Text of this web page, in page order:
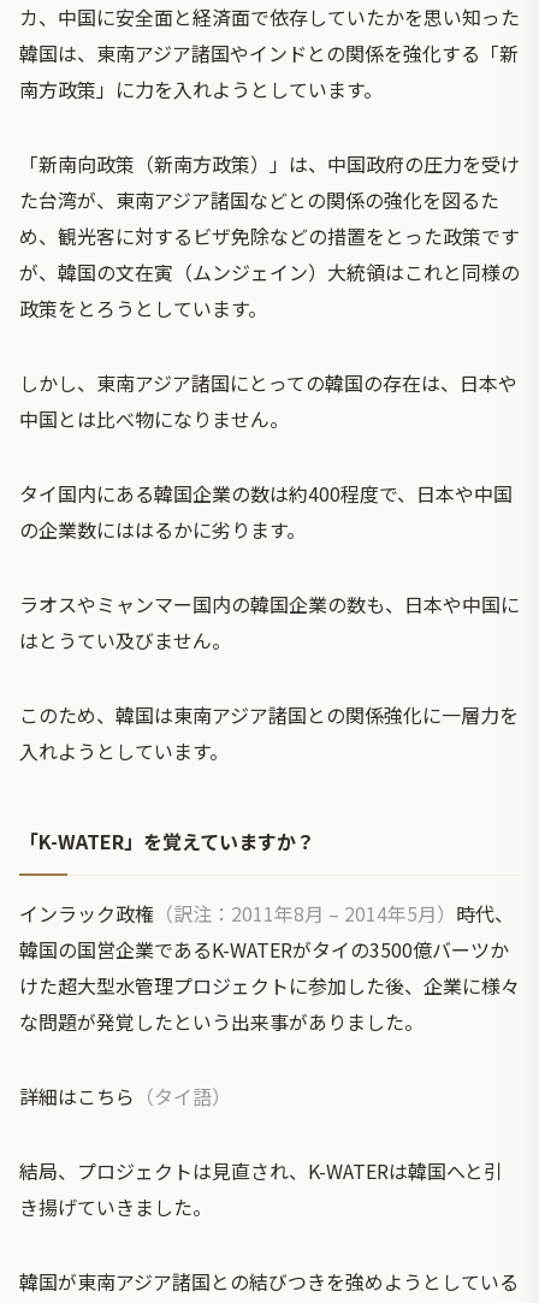
カ、中国に安全面と経済面で依存していたかを思い知った
韓国は、東南アジア諸国やインドとの関係を強化する「新
南方政策」に力を入れようとしています。
「新南向政策（新南方政策）」は、中国政府の圧力を受け
た台湾が、東南アジア諸国などとの関係の強化を図るた
め、観光客に対するビザ免除などの措置をとった政策です
が、韓国の文在寅（ムンジェイン）大統領はこれと同様の
政策をとろうとしています。
しかし、東南アジア諸国にとっての韓国の存在は、日本や
中国とは比べ物になりません。
タイ国内にある韓国企業の数は約400程度で、日本や中国
の企業数にははるかに劣ります。
ラオスやミャンマー国内の韓国企業の数も、日本や中国に
はとうてい及びません。
このため、韓国は東南アジア諸国との関係強化に一層力を
入れようとしています。
「K-WATER」を覚えていますか？
インラック政権 （訳注：2011年8月 – 2014年5月） 時代、
韓国の国営企業であるK-WATERがタイの3500億バーツか
けた超大型水管理プロジェクトに参加した後、企業に様々
な問題が発覚したという出来事がありました。
詳細はこちら （タイ語）
結局、プロジェクトは見直され、K-WATERは韓国へと引
き揚げていきました。
韓国が東南アジア諸国との結びつきを強めようとしている